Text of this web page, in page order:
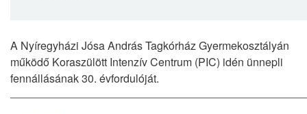
A Nyíregyházi Jósa András Tagkórház Gyermekosztályán
működő Koraszülött Intenzív Centrum (PIC) idén ünnepli
fennállásának 30. évfordulóját.